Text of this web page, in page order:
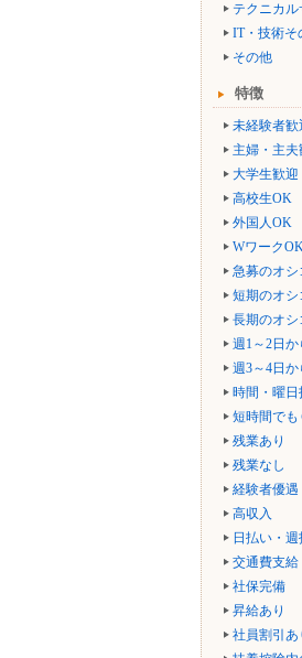
テクニカル
IT・技術そ
その他
特徴
未経験者歓
主婦・主夫
大学生歓迎
高校生OK
外国人OK
Wワーク
急募のオシ
短期のオシ
長期のオシ
週1～2日
週3～4日
時間・曜日
短時間でも
残業あり
残業なし
経験者優遇
高収入
日払い・
交通費支給
社保完備
昇給あり
社員割引あ